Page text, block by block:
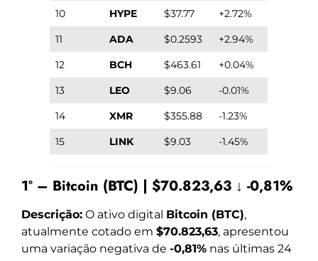
10 HYPE $37.77
+2.72%
11
ADA $0.2593
+2.94%
12
BCH $463.61
+0.04%
13
LEO $9.06
-0.01%
14
XMR $355.88
-1.23%
15
LINK $9.03 -1.45%
1º – Bitcoin (BTC) | $70.823,63 ↓ -0,81%
Descrição: O ativo digital Bitcoin (BTC),
atualmente cotado em $70.823,63, apresentou
uma variação negativa de -0,81% nas últimas 24